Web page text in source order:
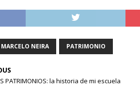
MARCELO NEIRA PATRIMONIO
PATRIMONIOS: la historia de mi escuela